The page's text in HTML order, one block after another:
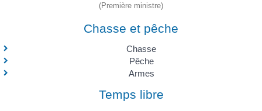
(Première ministre)
Chasse et pêche
Chasse
Pêche
Armes
Temps libre